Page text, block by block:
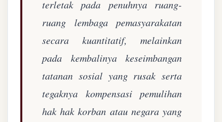
terletak pada penuhnya ruang-
ruang lembaga pemasyarakatan
secara kuantitatif, melainkan
pada kembalinya keseimbangan
tatanan sosial yang rusak serta
tegaknya kompensasi pemulihan
hak hak korban atau negara yang